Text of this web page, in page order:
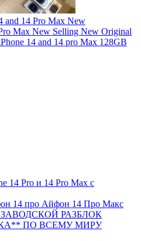
and 14 Pro Max New
Max New Selling New Original
14 and 14 pro Max 128GB
14 Pro и 14 Pro Max с
14 про Айфон 14 Про Макс
РАЗБЛОК
ПО ВСЕМУ МИРУ